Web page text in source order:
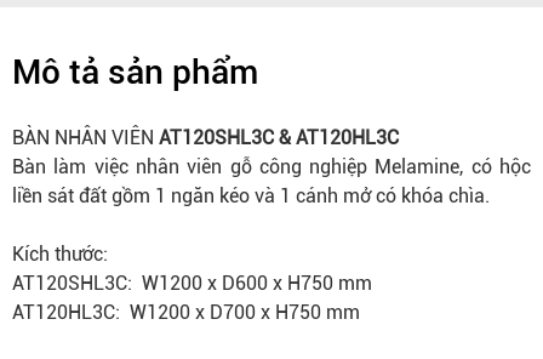
Mô tả sản phẩm
BÀN NHÂN VIÊN AT120SHL3C & AT120HL3C
Bàn làm việc nhân viên gỗ công nghiệp Melamine, có hộc
liền sát đất gồm 1 ngăn kéo và 1 cánh mở có khóa chìa.
Kích thước:
AT120SHL3C: W1200 x D600 x H750 mm
AT120HL3C: W1200 x D700 x H750 mm